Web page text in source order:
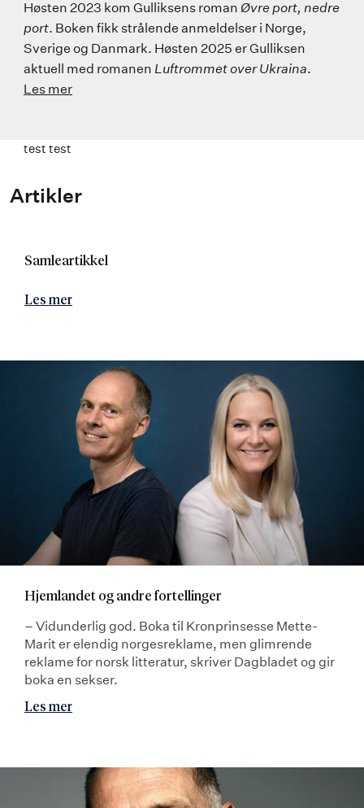
Høsten 2023 kom Gulliksens roman Øvre port, nedre
port. Boken fikk strålende anmeldelser i Norge,
Sverige og Danmark. Høsten 2025 er Gulliksen
aktuell med romanen Luftrommet over Ukraina.
Les mer
test test
Artikler
Samleartikkel
Les mer
Hjemlandet og andre fortellinger
– Vidunderlig god. Boka til Kronprinsesse Mette-
Marit er elendig norgesreklame, men glimrende
reklame for norsk litteratur, skriver Dagbladet og gir
boka en sekser.
Les mer